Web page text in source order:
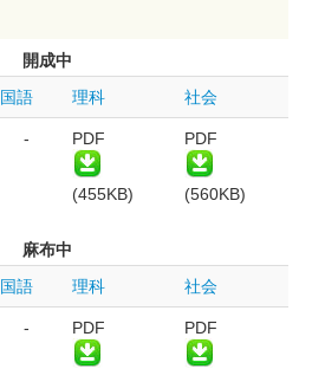
開成中
国語 理科 社会
- PDF
(455KB)
PDF
(560KB)
麻布中
国語 理科 社会
- PDF PDF